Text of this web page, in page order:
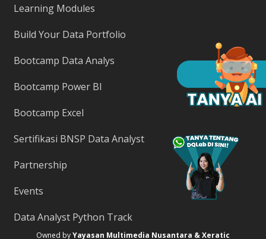
Learning Modules
Build Your Data Portfolio
Bootcamp Data Analys
Bootcamp Power BI
Bootcamp Excel
Sertifikasi BNSP Data Analyst
Partnership
Events
Data Analyst Python Track
Owned byYayasan Multimedia Nusantara & Xeratic